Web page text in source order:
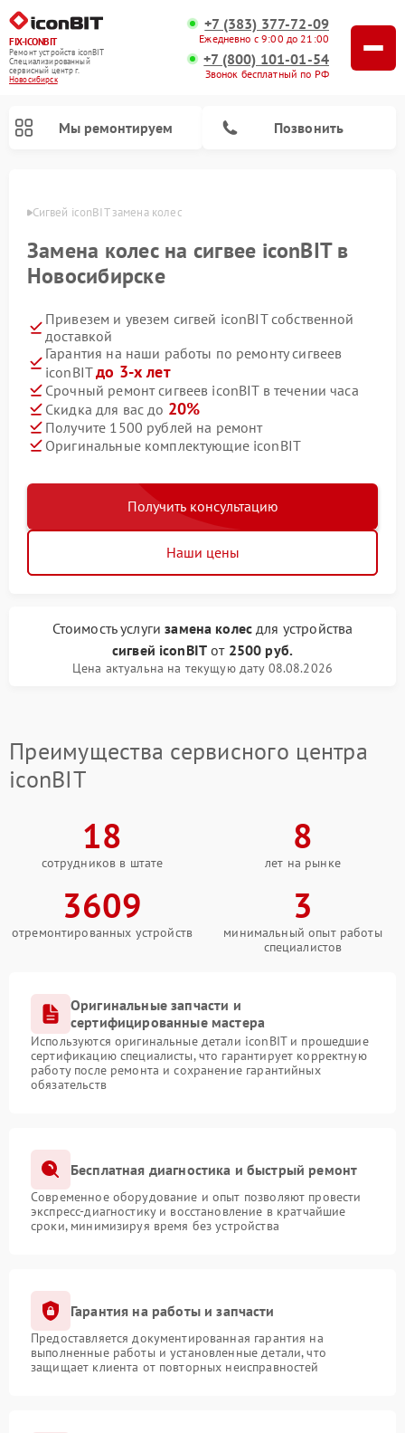
FIX-ICONBIT
Ремонт устройств iconBIT
Специализированный
cервисный центр г.
Новосибирск
+7 (383) 377-72-09
Ежедневно с 9:00 до 21:00
+7 (800) 101-01-54
Звонок бесплатный по РФ
Мы ремонтируем Позвонить
Сигвей iconBIT замена колес
Замена колес на сигвее iconBIT в
Новосибирске
Привезем и увезем сигвей iconBIT собственной
доставкой
Гарантия на наши работы по ремонту сигвеев
iconBITдо 3-х лет
Срочный ремонт сигвеев iconBIT в течении часа
Скидка для вас до 20%
Получите 1500 рублей на ремонт
Оригинальные комплектующие iconBIT
Получить консультацию
Наши цены
Стоимость услугизамена колес для устройства
сигвей iconBIT от 2500 руб.
Цена актуальна на текущую дату 08.08.2026
Преимущества сервисного центра
iconBIT
18
сотрудников в штате
8
лет на рынке
3609
отремонтированных устройств
3
минимальный опыт работы
специалистов
Оригинальные запчасти и
сертифицированные мастера
Используются оригинальные детали iconBIT и прошедшие
сертификацию специалисты, что гарантирует корректную
работу после ремонта и сохранение гарантийных
обязательств
Бесплатная диагностика и быстрый ремонт
Современное оборудование и опыт позволяют провести
экспресс-диагностику и восстановление в кратчайшие
сроки, минимизируя время без устройства
Гарантия на работы и запчасти
Предоставляется документированная гарантия на
выполненные работы и установленные детали, что
защищает клиента от повторных неисправностей